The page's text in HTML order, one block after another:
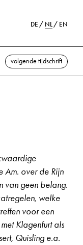
DE NL EN
volgende tijdschrift
Am. over de Rijn
van geen belang.
welke
voor een
Klagenfurt als
Quisling e.a.